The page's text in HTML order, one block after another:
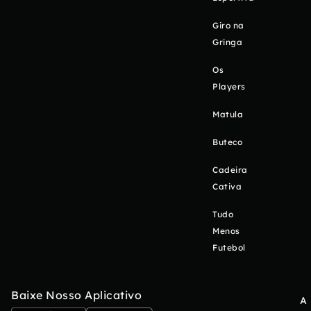
Giro na
Gringa
Os
Players
Matula
Buteco
Cadeira
Cativa
Tudo
Menos
Futebol
Baixe Nosso Aplicativo
A